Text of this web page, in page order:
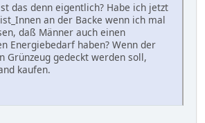
das denn eigentlich? Habe ich jetzt
an der Backe wenn ich mal
daß Männer auch einen
Energiebedarf haben? Wenn der
Grünzeug gedeckt werden soll,
kaufen.